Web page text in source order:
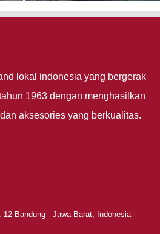
lokal indonesia yang bergerak
1963 dengan menghasilkan
aksesories yang berkualitas.
Bandung - Jawa Barat, Indonesia